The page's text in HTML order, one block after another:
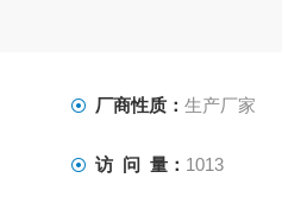
厂商性质： 生产厂家
访 问 量： 1013